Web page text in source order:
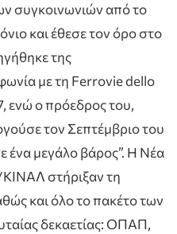
συγκοινωνιών από το
και έθεσε τον όρο στο
της
με τη Ferrovie dello
ενώ ο πρόεδρος του,
τον Σεπτέμβριο του
ένα μεγάλο βάρος”. Η Νέα
στήριξαν τη
και όλο το πακέτο των
δεκαετίας: ΟΠΑΠ,